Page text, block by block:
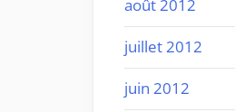
août 2012
juillet 2012
juin 2012